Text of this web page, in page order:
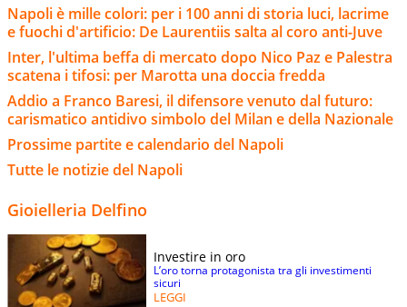
Napoli è mille colori: per i 100 anni di storia luci, lacrime
e fuochi d'artificio: De Laurentiis salta al coro anti-Juve
Inter, l'ultima beffa di mercato dopo Nico Paz e Palestra
scatena i tifosi: per Marotta una doccia fredda
Addio a Franco Baresi, il difensore venuto dal futuro:
carismatico antidivo simbolo del Milan e della Nazionale
Prossime partite e calendario del Napoli
Tutte le notizie del Napoli
Gioielleria Delfino
Investire in oro
L’oro torna protagonista tra gli investimenti
sicuri
LEGGI